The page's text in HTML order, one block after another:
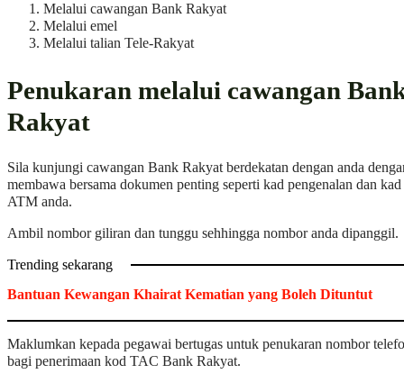
Melalui cawangan Bank Rakyat
Melalui emel
Melalui talian Tele-Rakyat
Penukaran melalui cawangan
Rakyat
Sila kunjungi cawangan Bank Rakyat berdekatan dengan anda
membawa bersama dokumen penting seperti kad pengenalan dan kad
ATM anda.
Ambil nombor giliran dan tunggu sehhingga nombor anda dipanggil.
Trending sekarang
Bantuan Kewangan Khairat Kematian yang Boleh Dituntut
Maklumkan kepada pegawai bertugas untuk penukaran nombor
bagi penerimaan kod TAC Bank Rakyat.